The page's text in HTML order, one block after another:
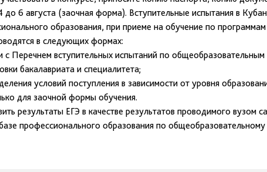
6 августа (заочная форма). Вступительные испытания в
образования, при приеме на обучение по программам
в следующих формах:
с Перечнем вступительных испытаний по
бакалавриата и специалитета;
условий поступления в зависимости от уровня
для заочной формы обучения.
результаты ЕГЭ в качестве результатов проводимого вузом
профессионального образования по